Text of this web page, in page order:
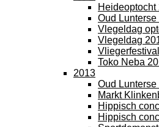
Heideoptocht
Oud
Vlegeldag
Vlegeldag
Toko Neba
2013
Oud
Markt
Hippisch
Hippisch